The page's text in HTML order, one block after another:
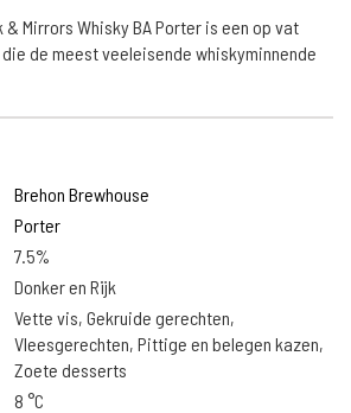
& Mirrors Whisky BA Porter is een op vat
de meest veeleisende whiskyminnende
Brehon Brewhouse
Porter
7.5%
Donker en Rijk
Vette vis, Gekruide gerechten,
Vleesgerechten, Pittige en belegen kazen,
Zoete desserts
8 °C